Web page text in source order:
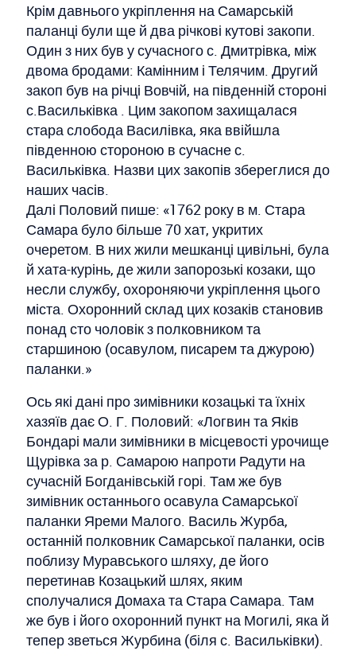
Крім давнього укріплення на Самарській
паланці були ще й два річкові кутові закопи.
Один з них був у сучасного с. Дмитрівка, між
двома бродами: Камінним і Телячим. Другий
закоп був на річці Вовчій, на південній стороні
с.Васильківка . Цим закопом захищалася
стара слобода Василівка, яка ввійшла
південною стороною в сучасне с.
Васильківка. Назви цих закопів збереглися до
наших часів.
Далі Половий пише: «1762 року в м. Стара
Самара було більше 70 хат, укритих
очеретом. В них жили мешканці цивільні, була
й хата-курінь, де жили запорозькі козаки, що
несли службу, охороняючи укріплення цього
міста. Охоронний склад цих козаків становив
понад сто чоловік з полковником та
старшиною (осавулом, писарем та джурою)
паланки.»
Ось які дані про зимівники козацькі та їхніх
хазяїв дає О. Г. Половий: «Логвин та Яків
Бондарі мали зимівники в місцевості урочище
Щурівка за р. Самарою напроти Радути на
сучасній Богданівській горі. Там же був
зимівник останнього осавула Самарської
паланки Яреми Малого. Василь Журба,
останній полковник Самарської паланки, осів
поблизу Муравського шляху, де його
перетинав Козацький шлях, яким
сполучалися Домаха та Стара Самара. Там
же був і його охоронний пункт на Могилі, яка й
тепер зветься Журбина (біля с. Васильківки).